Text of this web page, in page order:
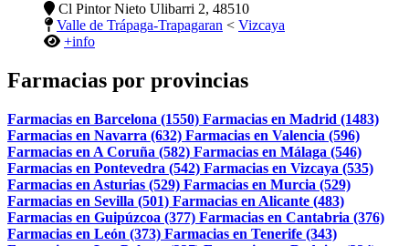
Cl Pintor Nieto Ulibarri 2, 48510
Valle de Trápaga-Trapagaran < Vizcaya
+info
Farmacias por provincias
Farmacias en Barcelona (1550) Farmacias en Madrid (1483)
Farmacias en Navarra (632) Farmacias en Valencia (596)
Farmacias en A Coruña (582) Farmacias en Málaga (546)
Farmacias en Pontevedra (542) Farmacias en Vizcaya (535)
Farmacias en Asturias (529) Farmacias en Murcia (529)
Farmacias en Sevilla (501) Farmacias en Alicante (483)
Farmacias en Guipúzcoa (377) Farmacias en Cantabria (376)
Farmacias en León (373) Farmacias en Tenerife (343)